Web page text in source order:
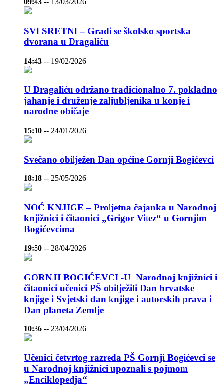
09:43 -- 13/03/2026
SVI SRETNI – Gradi se školsko sportska
dvorana u Dragaliću
14:43 -- 19/02/2026
U Dragaliću održano tradicionalno 7. pokladno
jahanje i druženje zaljubljenika u konje i
narodne običaje
15:10 -- 24/01/2026
Svečano obilježen Dan općine Gornji Bogićevci
18:18 -- 25/05/2026
NOĆ KNJIGE – Proljetna čajanka u Narodnoj
knjižnici i čitaonici „Grigor Vitez“ u Gornjim
Bogićevcima
19:50 -- 28/04/2026
GORNJI BOGIĆEVCI -U Narodnoj knjižnici i
čitaonici učenici PŠ obilježili Dan hrvatske
knjige i Svjetski dan knjige i autorskih prava i
Dan planeta Zemlje
10:36 -- 23/04/2026
Učenici četvrtog razreda PŠ Gornji Bogićevci se
u Narodnoj knjižnici upoznali s pojmom
„Enciklopedja“